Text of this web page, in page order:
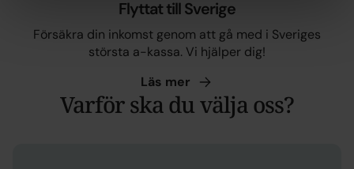
Flyttat till Sverige
Försäkra din inkomst genom att gå med i Sveriges
största a-kassa. Vi hjälper dig!
Läs mer
Varför ska du välja oss?